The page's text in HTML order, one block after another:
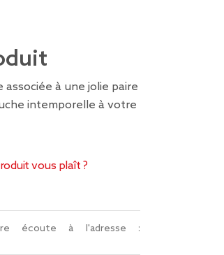
à une jolie paire
intemporelle à votre
vous plaît ?
écoute à l'adresse :